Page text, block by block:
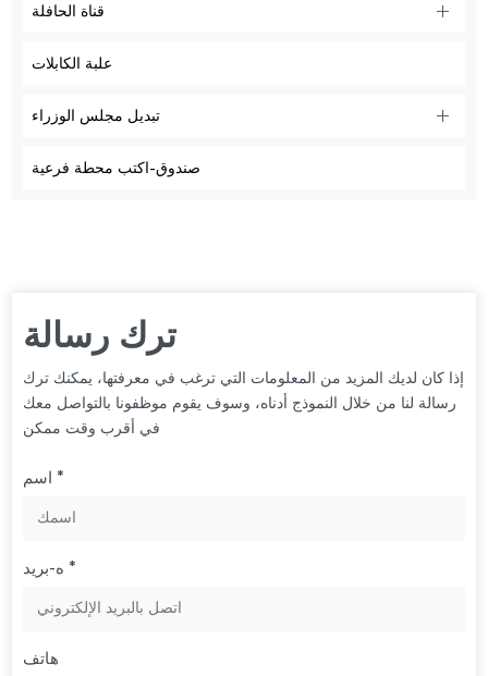
قناة الحافلة
علبة الكابلات
تبديل مجلس الوزراء
صندوق-اكتب محطة فرعية
ترك رسالة
إذا كان لديك المزيد من المعلومات التي ترغب في معرفتها، يمكنك ترك
رسالة لنا من خلال النموذج أدناه، وسوف يقوم موظفونا بالتواصل معك
في أقرب وقت ممكن
اسم *
ه-بريد *
هاتف